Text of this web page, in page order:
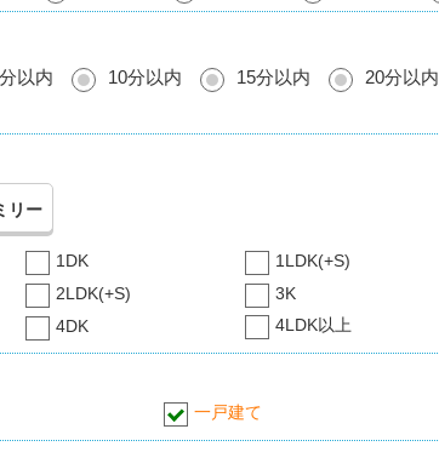
以内 10分以内 15分以内 20分以内
リー
1DK 1LDK(+S)
2LDK(+S) 3K
4DK 4LDK以上
一戸建て